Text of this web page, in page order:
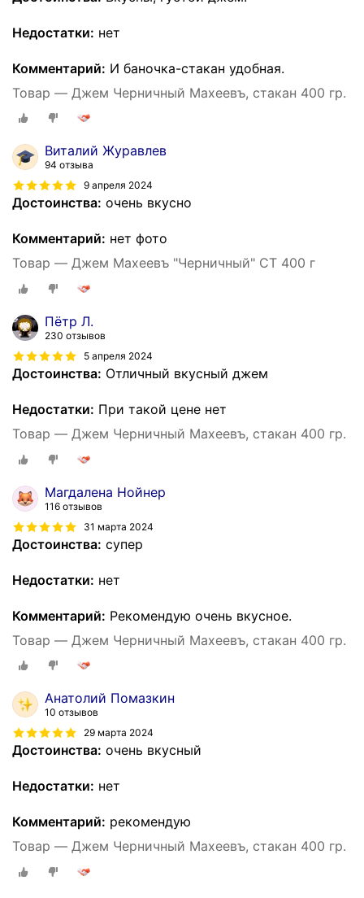
Недостатки: нет
Комментарий: И баночка-стакан удобная.
Товар — Джем Черничный Махеевъ, стакан 400 гр.
Виталий Журавлев
94 отзыва
9 апреля 2024
Достоинства: очень вкусно
Комментарий: нет фото
Товар — Джем Махеевъ "Черничный" СТ 400 г
Пётр Л.
230 отзывов
5 апреля 2024
Достоинства: Отличный вкусный джем
Недостатки: При такой цене нет
Товар — Джем Черничный Махеевъ, стакан 400 гр.
Магдалена Нойнер
116 отзывов
31 марта 2024
Достоинства: супер
Недостатки: нет
Комментарий: Рекомендую очень вкусное.
Товар — Джем Черничный Махеевъ, стакан 400 гр.
Анатолий Помазкин
10 отзывов
29 марта 2024
Достоинства: очень вкусный
Недостатки: нет
Комментарий: рекомендую
Товар — Джем Черничный Махеевъ, стакан 400 гр.